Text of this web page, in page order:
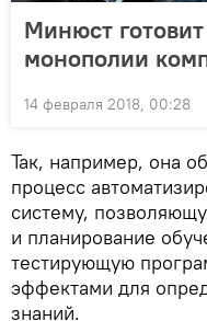
Минюст
монополии
14 февраля 2018, 00:28
Так, например, она
процесс
систему,
и планирование
тестирующую
эффектами для
знаний.